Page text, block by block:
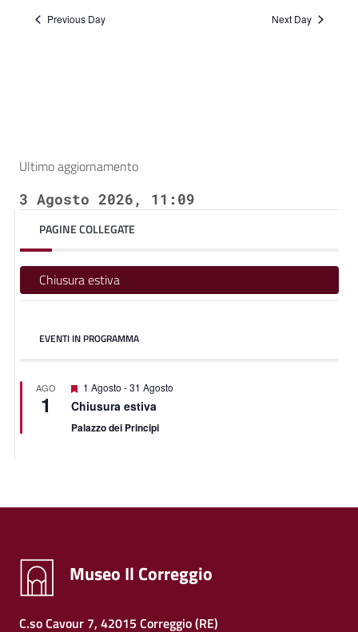
Previous Day Next Day
Ultimo aggiornamento
3 Agosto 2026, 11:09
PAGINE COLLEGATE
Chiusura estiva
EVENTI IN PROGRAMMA
AGO
1
Featured
1 Agosto -31 Agosto
Chiusura estiva
Palazzo dei Principi
Museo Il Correggio
C.so Cavour 7, 42015 Correggio (RE)